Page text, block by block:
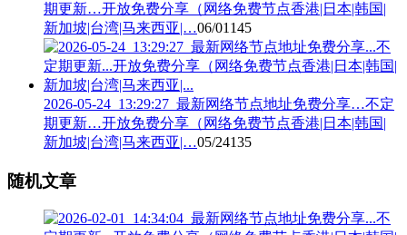
期更新…开放免费分享（网络免费节点香港|日本|韩国|
新加坡|台湾|马来西亚|…06/01 145
2026-05-24_13:29:27_最新网络节点地址免费分享…不定
期更新…开放免费分享（网络免费节点香港|日本|韩国|
新加坡|台湾|马来西亚|…05/24135
随机文章